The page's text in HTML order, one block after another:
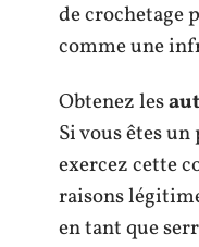
de crochetage
comme une
Obtenez les
Si vous êtes
exercez cette
raisons
en tant que